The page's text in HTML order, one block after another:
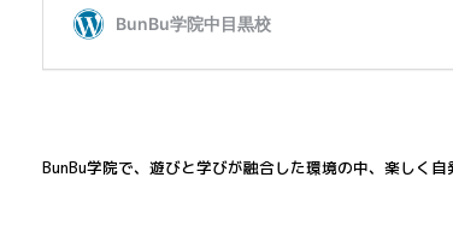
BunBu学院で、遊びと学びが融合した環境の中、楽しく